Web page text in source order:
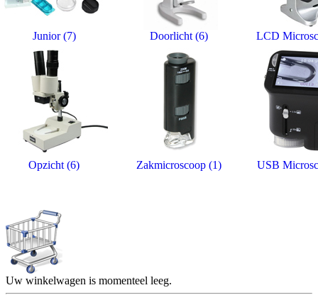
Junior (7) Doorlicht (6) LCD
Opzicht (6) Zakmicroscoop (1) USB
Uw winkelwagen is momenteel leeg.